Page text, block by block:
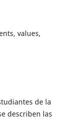
values,
de la
describen las